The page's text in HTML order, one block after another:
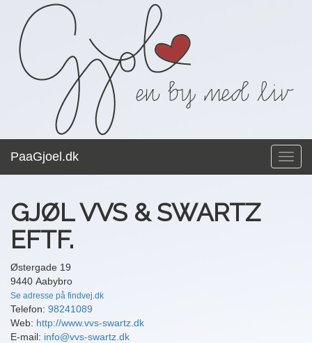
PaaGjoel.dk
GJØL VVS & SWARTZ
EFTF.
Østergade 19
9440 Aabybro
Se adresse på findvej.dk
Telefon: 98241089
Web: http://www.vvs-swartz.dk
E-mail: info@vvs-swartz.dk